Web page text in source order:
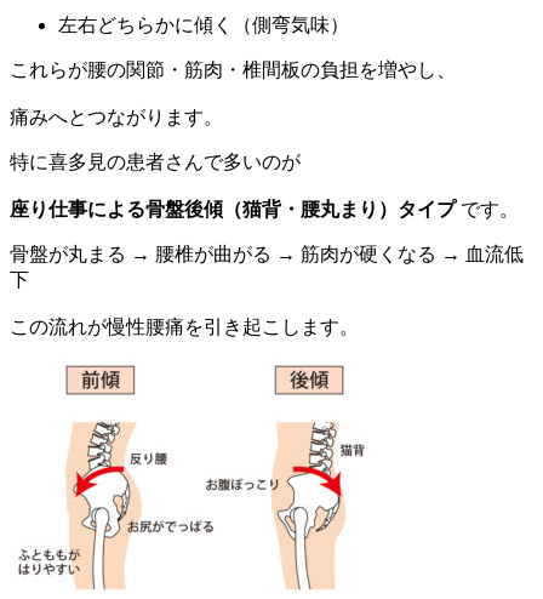
左右どちらかに傾く（側弯気味）
これらが腰の関節・筋肉・椎間板の負担を増やし、
痛みへとつながります。
特に喜多見の患者さんで多いのが
座り仕事による骨盤後傾（猫背・腰丸まり）タイプです。
骨盤が丸まる → 腰椎が曲がる → 筋肉が硬くなる → 血流低
下
この流れが慢性腰痛を引き起こします。